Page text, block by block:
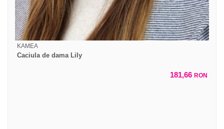
KAMEA
Caciula de dama Lily
181,66 RON